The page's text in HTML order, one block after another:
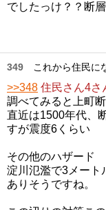
でしたっけ？？断
349 これから住民に
>>348 住民さん4さ
調べてみると上町
直近は1500年代、
すが震度6くらい
その他のハザード
淀川氾濫で3メート
ありそうですね。